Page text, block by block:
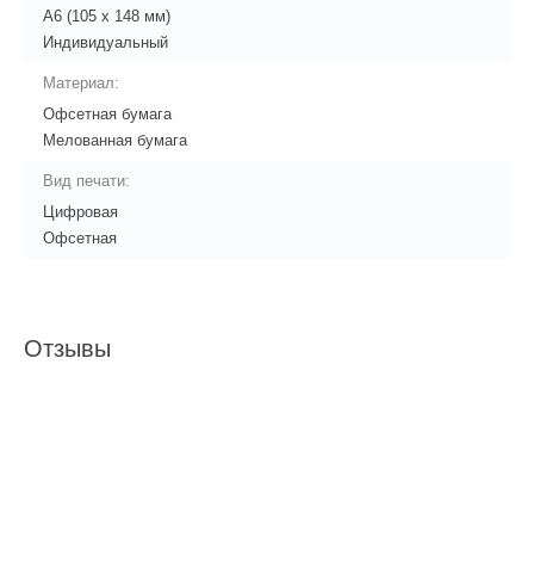
A6 (105 x 148 мм)
Индивидуальный
Материал:
Офсетная бумага
Мелованная бумага
Вид печати:
Цифровая
Офсетная
Отзывы